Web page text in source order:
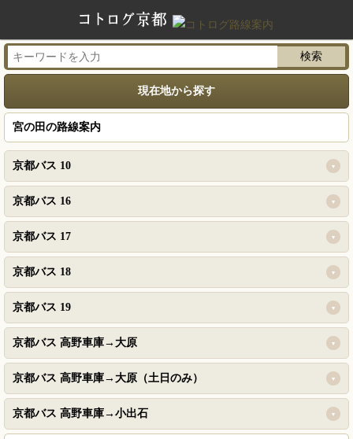
現在地から探す
宮の田の路線案内
京都バス 10
京都バス 16
京都バス 17
京都バス 18
京都バス 19
京都バス 高野車庫→大原
京都バス 高野車庫→大原（土日のみ）
京都バス 高野車庫→小出石